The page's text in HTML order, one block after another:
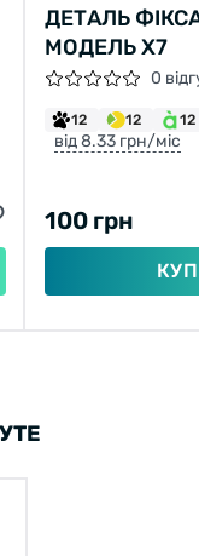
ДЕТАЛЬ
МОДЕЛЬ X7
0
12 12 12
від 8.33 грн/міс
100 грн